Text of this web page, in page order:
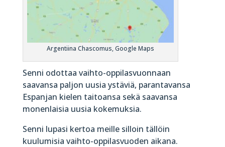
Argentiina Chascomus, Google Maps
Senni odottaa vaihto-oppilasvuonnaan
saavansa paljon uusia ystäviä, parantavansa
Espanjan kielen taitoansa sekä saavansa
monenlaisia uusia kokemuksia.
Senni lupasi kertoa meille silloin tällöin
kuulumisia vaihto-oppilasvuoden aikana.